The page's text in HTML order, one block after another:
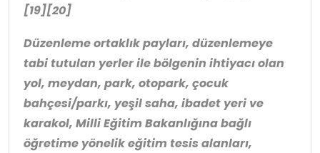
[19][20]
Düzenleme ortaklık payları, düzenlemeye
tabi tutulan yerler ile bölgenin ihtiyacı olan
yol, meydan, park, otopark, çocuk
bahçesi/parkı, yeşil saha, ibadet yeri ve
karakol, Milli Eğitim Bakanlığına bağlı
öğretime yönelik eğitim tesis alanları,